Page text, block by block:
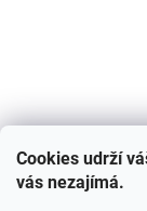
Cookies udrží
vás nezajímá.
Plastová
sportovní